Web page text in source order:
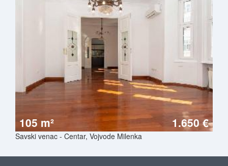
105 m² 1.650 €
Savski venac - Centar, Vojvode Milenka